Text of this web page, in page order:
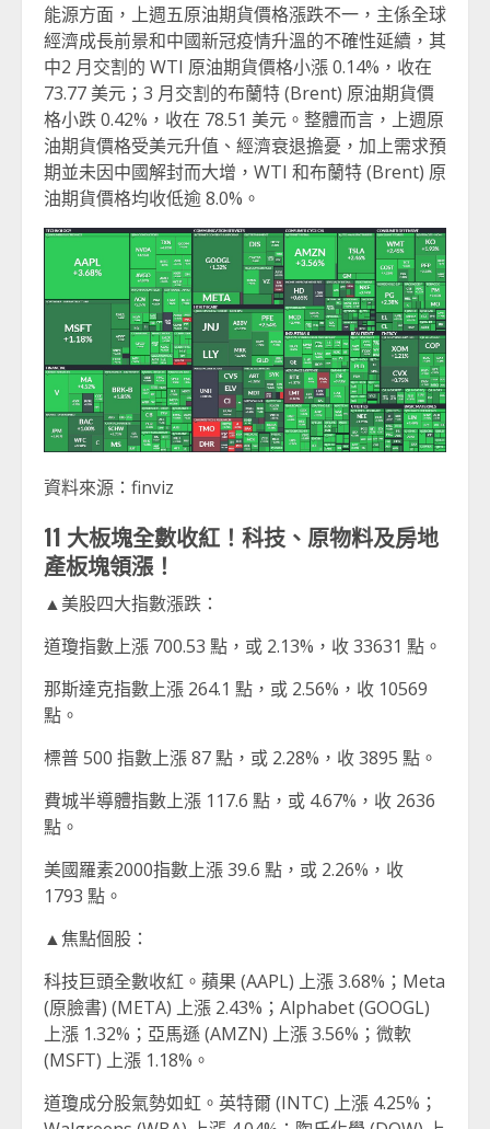
能源方面，上週五原油期貨價格漲跌不一，主係全球
經濟成長前景和中國新冠疫情升溫的不確性延續，其
中2 月交割的 WTI 原油期貨價格小漲 0.14%，收在
73.77 美元；3 月交割的布蘭特 (Brent) 原油期貨價
格小跌 0.42%，收在 78.51 美元。整體而言，上週原
油期貨價格受美元升值、經濟衰退擔憂，加上需求預
期並未因中國解封而大增，WTI 和布蘭特 (Brent) 原
油期貨價格均收低逾 8.0%。
資料來源：finviz
11 大板塊全數收紅！科技、原物料及房地
產板塊領漲！
▲美股四大指數漲跌：
道瓊指數上漲 700.53 點，或 2.13%，收 33631 點。
那斯達克指數上漲 264.1 點，或 2.56%，收 10569
點。
標普 500 指數上漲 87 點，或 2.28%，收 3895 點。
費城半導體指數上漲 117.6 點，或 4.67%，收 2636
點。
美國羅素2000指數上漲 39.6 點，或 2.26%，收
1793 點。
▲焦點個股：
科技巨頭全數收紅。蘋果 (AAPL) 上漲 3.68%；Meta
(原臉書) (META) 上漲 2.43%；Alphabet (GOOGL)
上漲 1.32%；亞馬遜 (AMZN) 上漲 3.56%；微軟
(MSFT) 上漲 1.18%。
道瓊成分股氣勢如虹。英特爾 (INTC) 上漲 4.25%；